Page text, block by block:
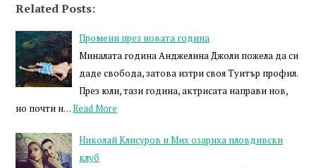
Related Posts:
Промени през новата година
Миналата година Анджелина Джоли пожела да си
даде свобода, затова изтри своя Туитър профил.
През юли, тази година, актрисата направи нов,
но почти н…Read More
Николай Клисуров и Мих озариха пловдивски
клуб